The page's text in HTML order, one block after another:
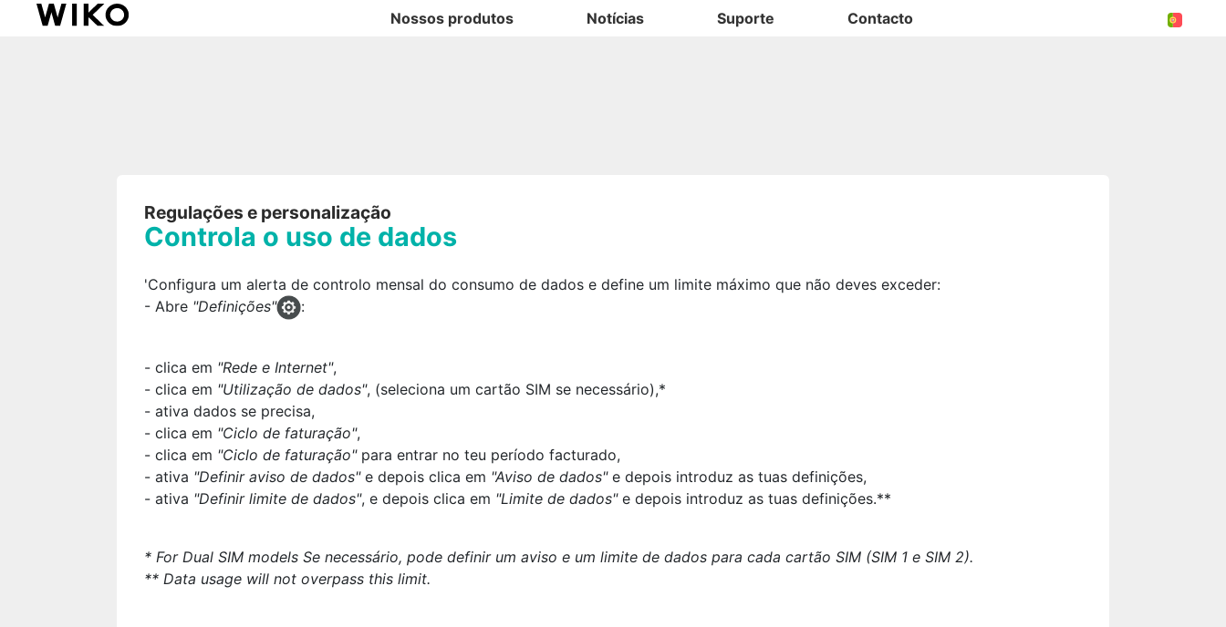
Nossos produtos Notícias Suporte Contacto
Regulações e personalização
Controla o uso de dados
'Configura um alerta de controlo mensal do consumo de dados e define um limite máximo que não deves exceder:
- Abre "Definições" :
- clica em "Rede e Internet",
- clica em "Utilização de dados", (seleciona um cartão SIM se necessário),*
- ativa dados se precisa,
- clica em "Ciclo de faturação",
- clica em "Ciclo de faturação"para entrar no teu período facturado,
- ativa "Definir aviso de dados"e depois clica em "Aviso de dados"e depois introduz as tuas definições,
- ativa "Definir limite de dados", e depois clica em "Limite de dados"e depois introduz as tuas definições.**
* For Dual SIM models Se necessário, pode definir um aviso e um limite de dados para cada cartão SIM (SIM 1 e SIM 2).
** Data usage will not overpass this limit.